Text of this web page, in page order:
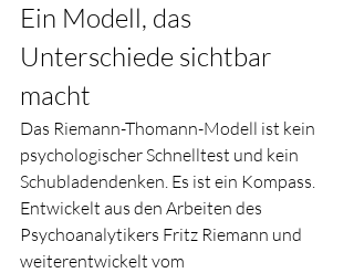
Ein Modell, das
Unterschiede sichtbar
macht
Das Riemann-Thomann-Modell ist kein
psychologischer Schnelltest und kein
Schubladendenken. Es ist ein Kompass.
Entwickelt aus den Arbeiten des
Psychoanalytikers Fritz Riemann und
weiterentwickelt vom